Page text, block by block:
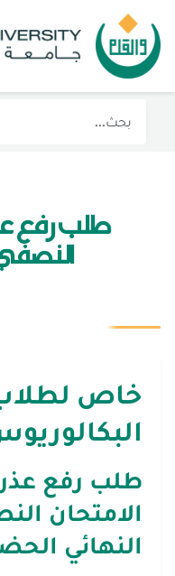
طلب رفع
خاص
طلب رفع
الامتحان
النهائي